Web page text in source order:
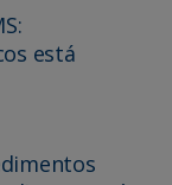
está